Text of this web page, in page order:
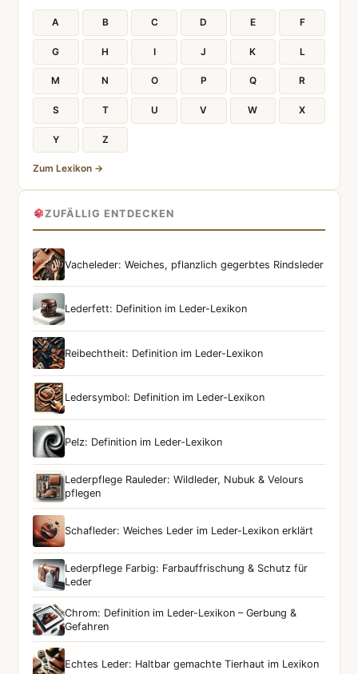
A B C D E F
G H I J K L
M N O P Q R
S T U V W X
Y Z
Zum Lexikon →
ZUFÄLLIG ENTDECKEN
Vacheleder: Weiches, pflanzlich gegerbtes Rindsleder
Lederfett: Definition im Leder-Lexikon
Reibechtheit: Definition im Leder-Lexikon
Ledersymbol: Definition im Leder-Lexikon
Pelz: Definition im Leder-Lexikon
Lederpflege Rauleder: Wildleder, Nubuk & Velours
pflegen
Schafleder: Weiches Leder im Leder-Lexikon erklärt
Lederpflege Farbig: Farbauffrischung & Schutz für
Leder
Chrom: Definition im Leder-Lexikon – Gerbung &
Gefahren
Echtes Leder: Haltbar gemachte Tierhaut im Lexikon